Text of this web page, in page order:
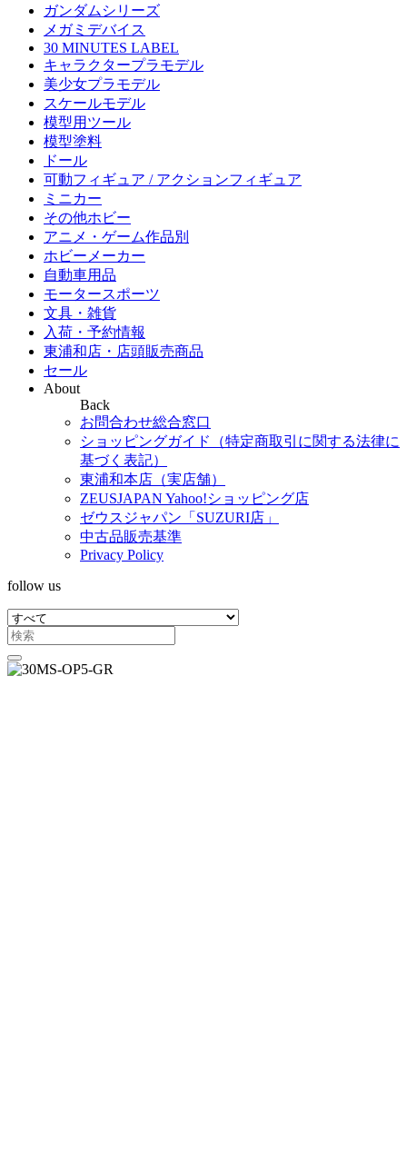
ガンダムシリーズ
メガミデバイス
30 MINUTES LABEL
キャラクタープラモデル
美少女プラモデル
スケールモデル
模型用ツール
模型塗料
ドール
可動フィギュア / アクションフィギュア
ミニカー
その他ホビー
アニメ・ゲーム作品別
ホビーメーカー
自動車用品
モータースポーツ
文具・雑貨
入荷・予約情報
東浦和店・店頭販売商品
セール
About
Back
お問合わせ総合窓口
ショッピングガイド（特定商取引に関する法律に
基づく表記）
東浦和本店（実店舗）
ZEUSJAPAN Yahoo!ショッピング店
ゼウスジャパン「SUZURI店」
中古品販売基準
Privacy Policy
follow us